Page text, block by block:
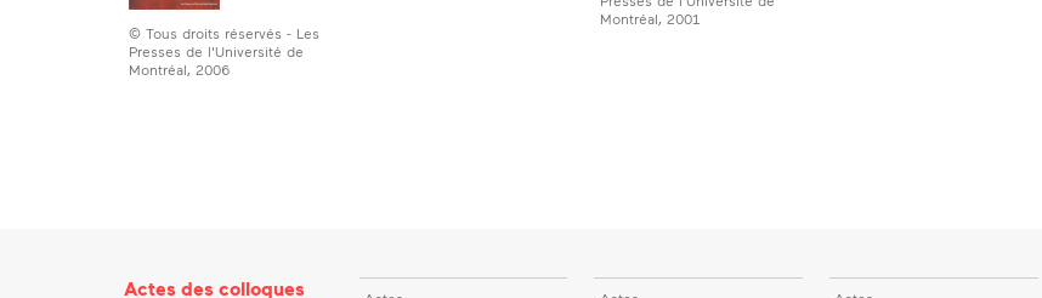
© Tous droits réservés - Les
Presses de l'Université de
Montréal, 2006
Montréal, 2001
Actes des colloques